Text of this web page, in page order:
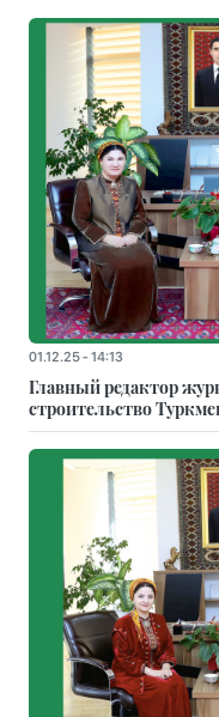
01.12.25 - 14:13
Главный редактор
строительство